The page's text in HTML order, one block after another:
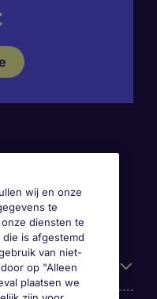
wij en onze
te
diensten te
is afgestemd
van niet-
op "Alleen
plaatsen we